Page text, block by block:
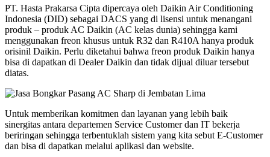
PT. Hasta Prakarsa Cipta dipercaya oleh Daikin Air Conditioning
Indonesia (DID) sebagai DACS yang di lisensi untuk menangani
produk – produk AC Daikin (AC kelas dunia) sehingga kami
menggunakan freon khusus untuk R32 dan R410A hanya produk
orisinil Daikin. Perlu diketahui bahwa freon produk Daikin hanya
bisa di dapatkan di Dealer Daikin dan tidak dijual diluar tersebut
diatas.
Untuk memberikan komitmen dan layanan yang lebih baik
sinergitas antara departemen Service Customer dan IT bekerja
beriringan sehingga terbentuklah sistem yang kita sebut E-Customer
dan bisa di dapatkan melalui aplikasi dan website.